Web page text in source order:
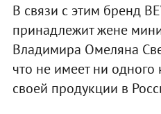
В связи с этим бренд
принадлежит жене
Владимира Омеляна
что не имеет ни
своей продукции в